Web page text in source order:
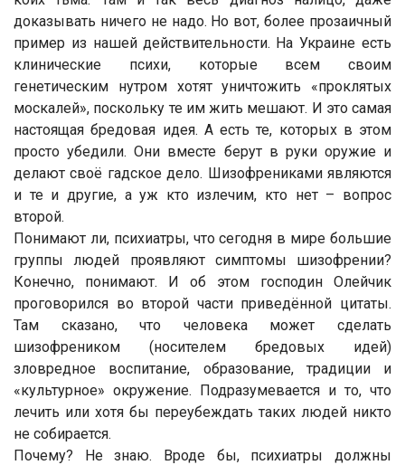
доказывать ничего не надо. Но вот, более прозаичный
пример из нашей действительности. На Украине есть
клинические психи, которые всем своим
генетическим нутром хотят уничтожить «проклятых
москалей», поскольку те им жить мешают. И это самая
настоящая бредовая идея. А есть те, которых в этом
просто убедили. Они вместе берут в руки оружие и
делают своё гадское дело. Шизофрениками являются
и те и другие, а уж кто излечим, кто нет – вопрос
второй.
Понимают ли, психиатры, что сегодня в мире большие
группы людей проявляют симптомы шизофрении?
Конечно, понимают. И об этом господин Олейчик
проговорился во второй части приведённой цитаты.
Там сказано, что человека может сделать
шизофреником (носителем бредовых идей)
зловредное воспитание, образование, традиции и
«культурное» окружение. Подразумевается и то, что
лечить или хотя бы переубеждать таких людей никто
не собирается.
Почему? Не знаю. Вроде бы, психиатры должны